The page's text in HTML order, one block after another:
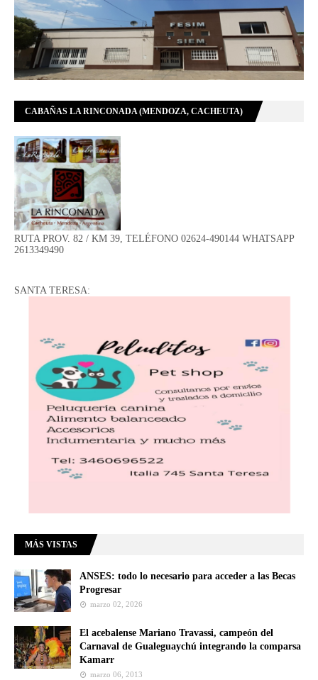
CABAÑAS LA RINCONADA (MENDOZA, CACHEUTA)
RUTA PROV. 82 / KM 39, TELÉFONO 02624-490144 WHATSAPP
2613349490
SANTA TERESA:
MÁS VISTAS
ANSES: todo lo necesario para acceder a las Becas
Progresar
marzo 02, 2026
El acebalense Mariano Travassi, campeón del
Carnaval de Gualeguaychú integrando la comparsa
Kamarr
marzo 06, 2013